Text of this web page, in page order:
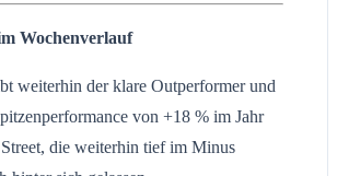
Wochenverlauf
weiterhin der klare Outperformer und
von +18 % im Jahr
die weiterhin tief im Minus